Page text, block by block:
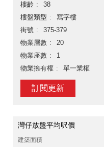
樓齡
38
樓盤類型
寫字樓
街號
375-379
物業層數
20
物業座數
1
物業擁有權
單一業權
訂閱更新
灣仔放盤平均呎價
建築面積